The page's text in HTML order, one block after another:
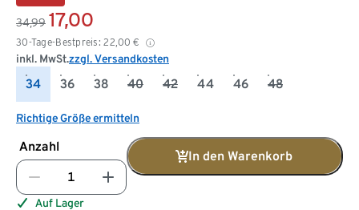
34,99 17,00
30-Tage-Bestpreis: 22,00 €
inkl. MwSt.zzgl. Versandkosten
34 36 38 40 42 44 46 48
Richtige Größe ermitteln
Anzahl
In den Warenkorb
Auf Lager